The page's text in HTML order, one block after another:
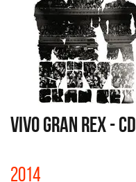
VIVO GRAN REX - CD
2014